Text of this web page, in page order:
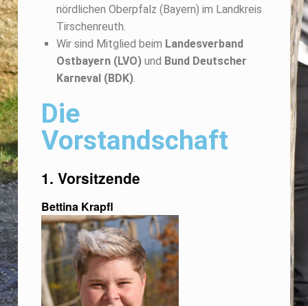
nördlichen Oberpfalz (Bayern) im Landkreis
Tirschenreuth.
Wir sind Mitglied beim Landesverband
Ostbayern (LVO)und Bund Deutscher
Karneval (BDK).
Die
Vorstandschaft
1. Vorsitzende
Bettina Krapfl